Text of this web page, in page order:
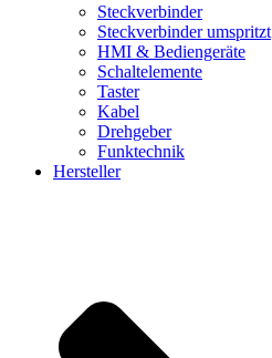
Steckverbinder
Steckverbinder umspritzt
HMI & Bediengeräte
Schaltelemente
Taster
Kabel
Drehgeber
Funktechnik
Hersteller